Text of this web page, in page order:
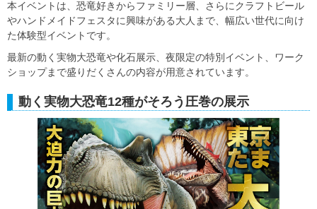
本イベントは、恐竜好きからファミリー層、さらにクラフトビール
やハンドメイドフェスタに興味がある大人まで、幅広い世代に向け
た体験型イベントです。
最新の動く実物大恐竜や化石展示、夜限定の特別イベント、ワーク
ショップまで盛りだくさんの内容が用意されています。
動く実物大恐竜12種がそろう圧巻の展示